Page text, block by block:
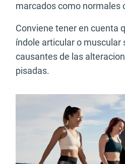
marcados como normales
Conviene tener en cuenta
índole articular o muscular
causantes de las
pisadas.